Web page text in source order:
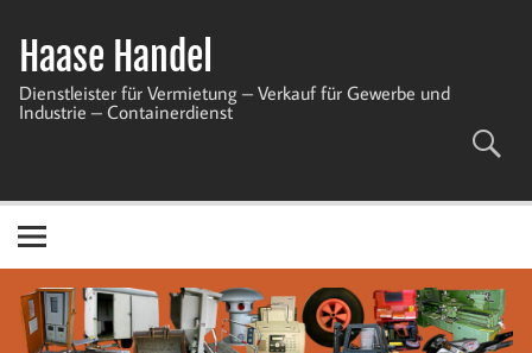
springen
Haase Handel
Dienstleister für Vermietung – Verkauf für Gewerbe und
Industrie – Containerdienst